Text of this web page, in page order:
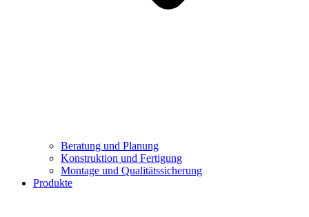
Beratung und Planung
Konstruktion und Fertigung
Montage und Qualitätssicherung
Produkte